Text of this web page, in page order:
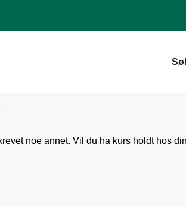
noe annet. Vil du ha kurs holdt hos